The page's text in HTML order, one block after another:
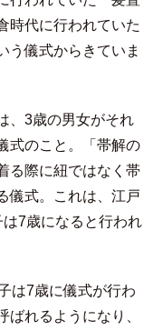
時代に行われていた
う儀式からきていま
、3歳の男女がそれ
式のこと。「帯解の
る際に紐ではなく帯
儀式。これは、江戸
7歳になると行われ
は7歳に儀式が行わ
ばれるようになり、